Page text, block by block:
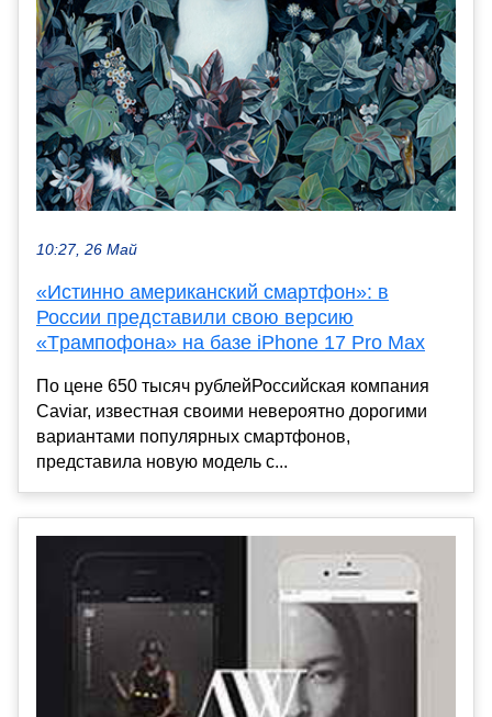
10:27, 26 Май
«Истинно американский смартфон»: в
России представили свою версию
«Tрампофона» на базе iPhone 17 Pro Max
По цене 650 тысяч рублейРоссийская компания
Caviar, известная своими невероятно дорогими
вариантами популярных смартфонов,
представила новую модель с...